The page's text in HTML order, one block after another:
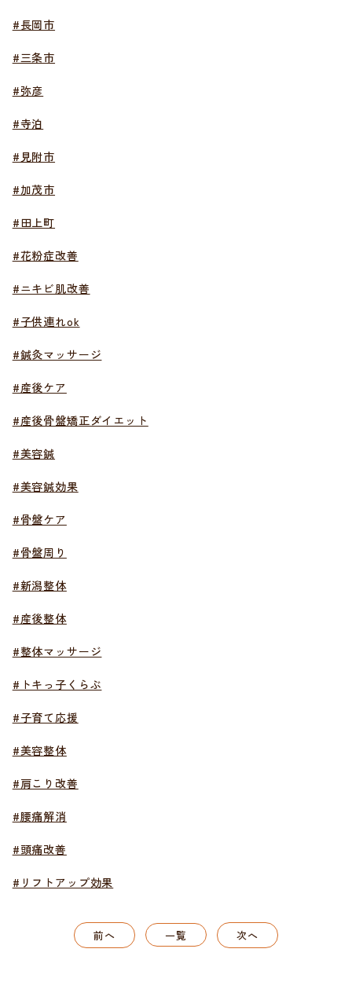
#長岡市
#三条市
#弥彦
#寺泊
#見附市
#加茂市
#田上町
#花粉症改善
#ニキビ肌改善
#子供連れok
#鍼灸マッサージ
#産後ケア
#産後骨盤矯正ダイエット
#美容鍼
#美容鍼効果
#骨盤ケア
#骨盤周り
#新潟整体
#産後整体
#整体マッサージ
#トキっ子くらぶ
#子育て応援
#美容整体
#肩こり改善
#腰痛解消
#頭痛改善
#リフトアップ効果
前へ 一覧 次へ